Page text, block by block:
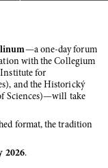
—a one-day forum
with the Collegium
for
and the Historický
Sciences)—will take
format, the tradition
2026.